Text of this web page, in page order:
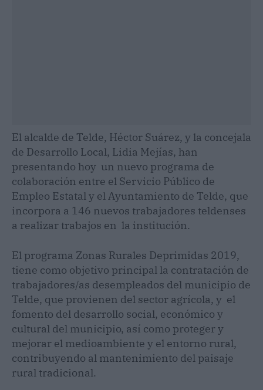
El alcalde de Telde, Héctor Suárez, y la concejala
de Desarrollo Local, Lidia Mejías, han
presentando hoy un nuevo programa de
colaboración entre el Servicio Público de
Empleo Estatal y el Ayuntamiento de Telde, que
incorpora a 146 nuevos trabajadores teldenses
a realizar trabajos en la institución.
El programa Zonas Rurales Deprimidas 2019,
tiene como objetivo principal la contratación de
trabajadores/as desempleados del municipio de
Telde, que provienen del sector agrícola, y el
fomento del desarrollo social, económico y
cultural del municipio, así como proteger y
mejorar el medioambiente y el entorno rural,
contribuyendo al mantenimiento del paisaje
rural tradicional.